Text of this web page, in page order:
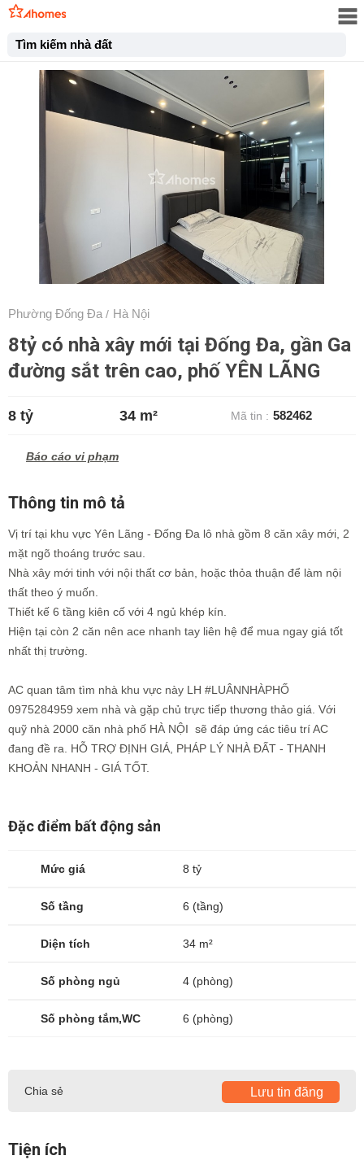
Tìm kiếm nhà đất
Phường Đống Đa / Hà Nội
8tỷ có nhà xây mới tại Đống Đa, gần Ga
đường sắt trên cao, phố YÊN LÃNG
8 tỷ 34 m² Mã tin : 582462
Báo cáo vi phạm
Thông tin mô tả
Vị trí tại khu vực Yên Lãng - Đống Đa lô nhà gồm 8 căn xây mới, 2
mặt ngõ thoáng trước sau.
Nhà xây mới tinh với nội thất cơ bản, hoặc thỏa thuận để làm nội
thất theo ý muốn.
Thiết kế 6 tầng kiên cố với 4 ngủ khép kín.
Hiện tại còn 2 căn nên ace nhanh tay liên hệ để mua ngay giá tốt
nhất thị trường.
AC quan tâm tìm nhà khu vực này LH #LUÂNNHÀPHỐ
0975284959 xem nhà và gặp chủ trực tiếp thương thảo giá. Với
quỹ nhà 2000 căn nhà phố HÀ NỘI sẽ đáp ứng các tiêu trí AC
đang đề ra. HỖ TRỢ ĐỊNH GIÁ, PHÁP LÝ NHÀ ĐẤT - THANH
KHOẢN NHANH - GIÁ TỐT.
Đặc điểm bất động sản
Mức giá 8 tỷ
Số tầng 6 (tầng)
Diện tích 34 m²
Số phòng ngủ 4 (phòng)
Số phòng tắm,WC 6 (phòng)
Chia sẻ Lưu tin đăng
Tiện ích